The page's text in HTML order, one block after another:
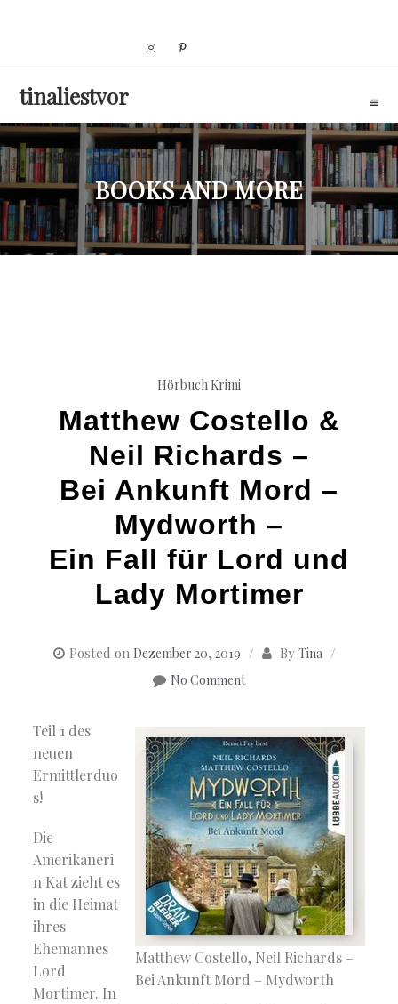
tinaliestvor
BOOKS AND MORE
Hörbuch Krimi
Matthew Costello &
Neil Richards –
Bei Ankunft Mord –
Mydworth –
Ein Fall für Lord und
Lady Mortimer
Posted on Dezember 20, 2019 By Tina
No Comment
Matthew Costello, Neil Richards –
Bei Ankunft Mord – Mydworth
Teil 1 des
neuen
Ermittlerduo
s!
Die
Amerikaneri
n Kat zieht es
in die Heimat
ihres
Ehemannes
Lord
Mortimer. In